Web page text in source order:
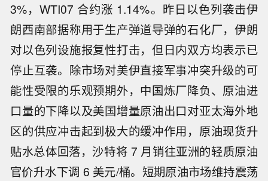
3%，WTI07 合约涨 1.14%。昨日以色列袭击伊
朗西南部据称用于生产弹道导弹的石化厂，伊朗
对以色列设施报复性打击，但日内双方均表示已
停止互袭。除市场对美伊直接军事冲突升级的可
能性受限的乐观预期外，中国炼厂降负、原油进
口量的下降以及美国增量原油出口对亚太海外地
区的供应冲击起到极大的缓冲作用，原油现货升
贴水总体回落，沙特将 7 月销往亚洲的轻质原油
官价升水下调 6 美元/桶。短期原油市场维持震荡